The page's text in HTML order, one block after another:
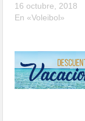
16 octubre, 2018
En «Voleibol»